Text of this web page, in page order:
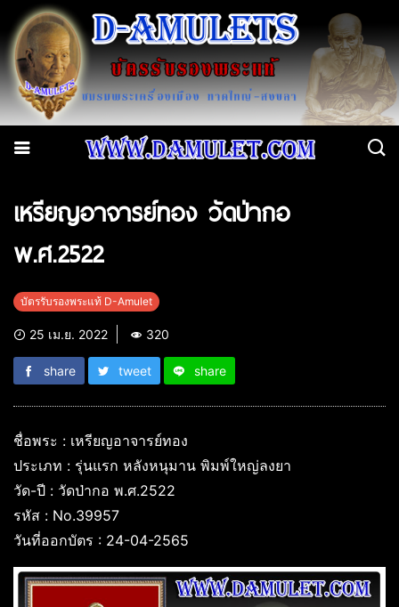
เหรียญอาจารย์ทอง วัดป่ากอ
พ.ศ.2522
บัตรรับรองพระแท้ D-Amulet
25 เม.ย. 2022 320
share tweet share
ชื่อพระ : เหรียญอาจารย์ทอง
ประเภท : รุ่นแรก หลังหนุมาน พิมพ์ใหญ่ลงยา
วัด-ปี : วัดป่ากอ พ.ศ.2522
รหัส : No.39957
วันที่ออกบัตร : 24-04-2565